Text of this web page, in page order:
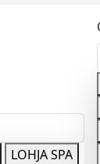
LOHJA SPA